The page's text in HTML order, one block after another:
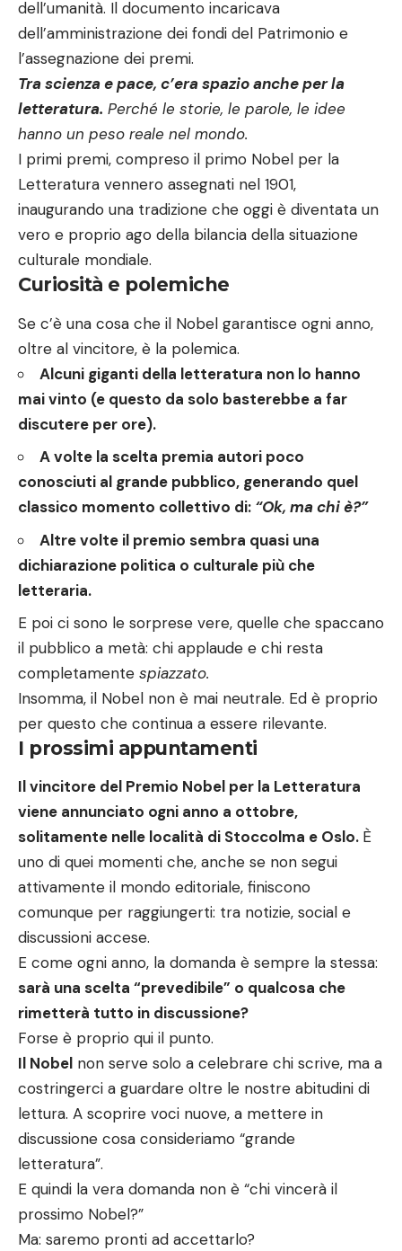
dell’umanità. Il documento incaricava
dell’amministrazione dei fondi del Patrimonio e
l’assegnazione dei premi.
Tra scienza e pace, c’era spazio anche per la
letteratura. Perché le storie, le parole, le idee
hanno un peso reale nel mondo.
I primi premi, compreso il primo Nobel per la
Letteratura vennero assegnati nel 1901,
inaugurando una tradizione che oggi è diventata un
vero e proprio ago della bilancia della situazione
culturale mondiale.
Curiosità e polemiche
Se c’è una cosa che il Nobel garantisce ogni anno,
oltre al vincitore, è la polemica.
Alcuni giganti della letteratura non lo hanno
mai vinto (e questo da solo basterebbe a far
discutere per ore).
A volte la scelta premia autori poco
conosciuti al grande pubblico, generando quel
classico momento collettivo di: “Ok, ma chi è?”
Altre volte il premio sembra quasi una
dichiarazione politica o culturale più che
letteraria.
E poi ci sono le sorprese vere, quelle che spaccano
il pubblico a metà: chi applaude e chi resta
completamente spiazzato.
Insomma, il Nobel non è mai neutrale. Ed è proprio
per questo che continua a essere rilevante.
I prossimi appuntamenti
Il vincitore del Premio Nobel per la Letteratura
viene annunciato ogni anno a ottobre,
solitamente nelle località di Stoccolma e Oslo. È
uno di quei momenti che, anche se non segui
attivamente il mondo editoriale, finiscono
comunque per raggiungerti: tra notizie, social e
discussioni accese.
E come ogni anno, la domanda è sempre la stessa:
sarà una scelta “prevedibile” o qualcosa che
rimetterà tutto in discussione?
Forse è proprio qui il punto.
Il Nobel non serve solo a celebrare chi scrive, ma a
costringerci a guardare oltre le nostre abitudini di
lettura. A scoprire voci nuove, a mettere in
discussione cosa consideriamo “grande
letteratura”.
E quindi la vera domanda non è “chi vincerà il
prossimo Nobel?”
Ma: saremo pronti ad accettarlo?